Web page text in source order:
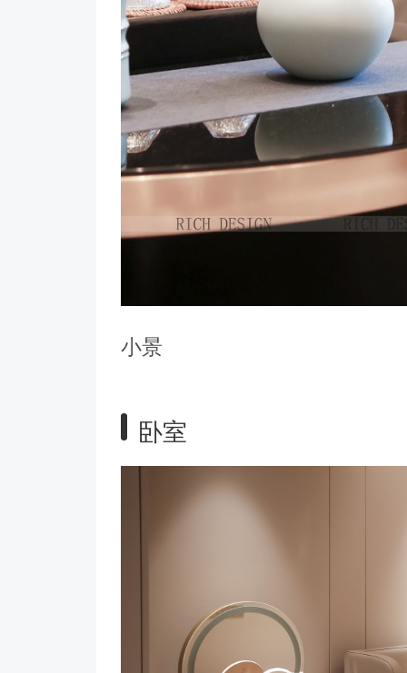
小景
卧室